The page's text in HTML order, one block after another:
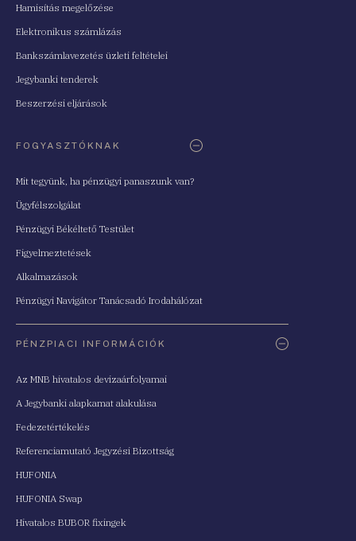
Hamisítás megelőzése
Elektronikus számlázás
Bankszámlavezetés üzleti feltételei
Jegybanki tenderek
Beszerzési eljárások
FOGYASZTÓKNAK
Mit tegyünk, ha pénzügyi panaszunk van?
Ügyfélszolgálat
Pénzügyi Békéltető Testület
Figyelmeztetések
Alkalmazások
Pénzügyi Navigátor Tanácsadó Irodahálózat
PÉNZPIACI INFORMÁCIÓK
Az MNB hivatalos devizaárfolyamai
A Jegybanki alapkamat alakulása
Fedezetértékelés
Referenciamutató Jegyzési Bizottság
HUFONIA
HUFONIA Swap
Hivatalos BUBOR fixingek